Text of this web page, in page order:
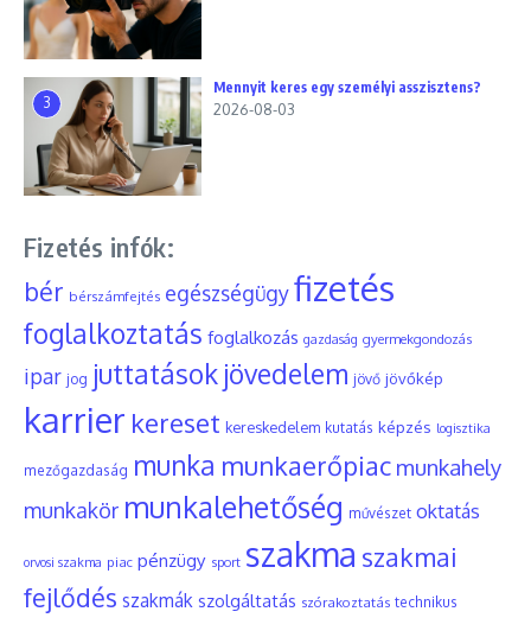
3
Mennyit keres egy személyi asszisztens?
2026-08-03
Fizetés infók:
bér bérszámfejtés egészségügyfizetés
foglalkoztatás foglalkozás gazdaság gyermekgondozás
ipar jog juttatások jövedelem jövő jövőkép
karrier kereset kereskedelem kutatás képzés logisztika
mezőgazdaság munka munkaerőpiac munkahely
munkakör munkalehetőség művészet oktatás
orvosi szakma piac pénzügy sport szakma szakmai
fejlődés szakmák szolgáltatás szórakoztatás technikus